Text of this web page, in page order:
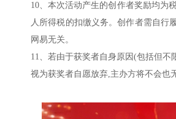
10、本次活动产生的创作者奖励均为
人所得税的扣缴义务。创作者需自行
网易无关。
11、若由于获奖者自身原因(包括但
视为获奖者自愿放弃,主办方将不会也